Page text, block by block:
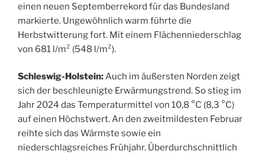
einen neuen Septemberrekord für das Bundesland
markierte. Ungewöhnlich warm führte die
Herbstwitterung fort. Mit einem Flächenniederschlag
von 681 l/m² (548 l/m²).
Schleswig-Holstein:Auch im äußersten Norden zeigt
sich der beschleunigte Erwärmungstrend. So stieg im
Jahr 2024 das Temperaturmittel von 10,8 °C (8,3 °C)
auf einen Höchstwert. An den zweitmildesten Februar
reihte sich das Wärmste sowie ein
niederschlagsreiches Frühjahr. Überdurchschnittlich